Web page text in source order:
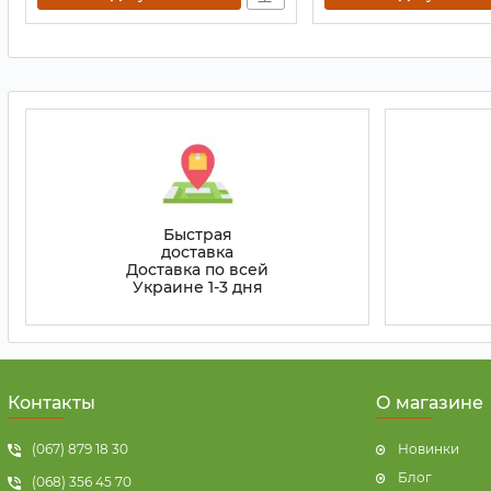
Быстрая
доставка
Доставка по всей
Украине 1-3 дня
Контакты
(067) 879 18 30
(068) 356 45 70
О магазине
Новинки
Блог